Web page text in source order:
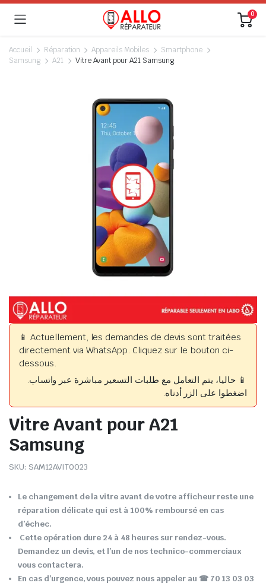
0
Accueil Réparation Appareils Mobiles
Smartphone
Samsung
A21 Vitre Avant pour A21 Samsung
📱 Actuellement, les demandes de devis sont traitées
directement via WhatsApp. Cliquez sur le bouton ci-
dessous.
📱 حاليا، يتم التعامل مع طلبات التسعير مباشرة عبر واتساب.
اضغطوا على الزر أدناه.
Vitre Avant pour A21
Samsung
SKU: SAM12AVIT0023
Le changement de la vitre avant de votre afficheur reste une
réparation délicate qui est à 100% remboursé en cas
d’échec.
Cette opération dure 24 à 48 heures sur rendez-vous.
Demandez un devis, et l’un de nos technico-commerciaux
vous contactera.
En cas d’urgence, vous pouvez nous appeler au ☎ 70 13 03 03